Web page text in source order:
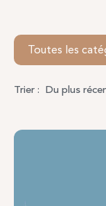
Toutes les
Trier : Du plus